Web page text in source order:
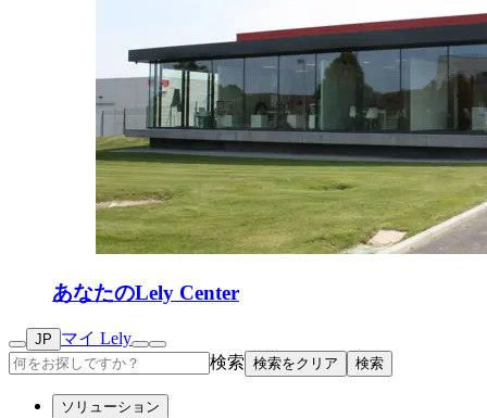
あなたのLely Center
JP
マイ Lely
検索 検索をクリア 検索
ソリューション